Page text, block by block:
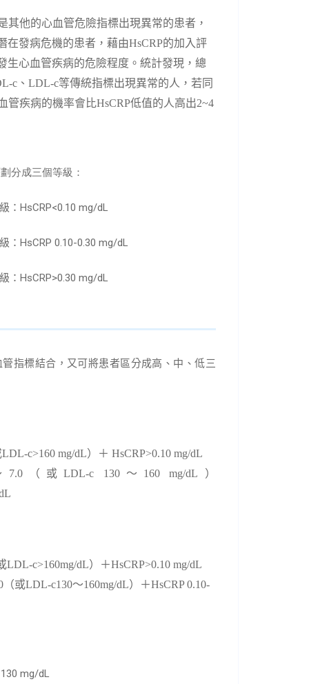
其他的心血管危險指標出現異常的患者，
在發病危機的患者，藉由HsCRP的加入評
生心血管疾病的危險程度。統計發現，總
c、 LDL-c等傳統指標出現異常的人，若同
管疾病的機率會比HsCRP低值的人高出2~4
分成三個等級：
：HsCRP<0.10 mg/dL
：HsCRP 0.10-0.30 mg/dL
：HsCRP>0.30 mg/dL
指標結合，又可將患者區分成高、中、低三
LDL-c>160 mg/dL）＋ HsCRP>0.10 mg/dL
7.0（或LDL-c 130～ 160 mg/dL ）
LDL-c>160mg/dL）＋HsCRP>0.10 mg/dL
（或LDL-c130～160mg/dL）＋HsCRP 0.10-
mg/dL